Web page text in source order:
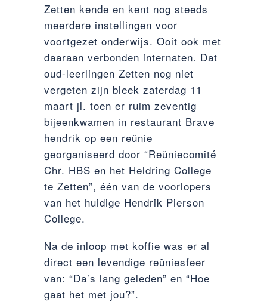
Zetten kende en kent nog steeds
meerdere instellingen voor
voortgezet onderwijs. Ooit ook met
daaraan verbonden internaten. Dat
oud-leerlingen Zetten nog niet
vergeten zijn bleek zaterdag 11
maart jl. toen er ruim zeventig
bijeenkwamen in restaurant Brave
hendrik op een reünie
georganiseerd door “Reüniecomité
Chr. HBS en het Heldring College
te Zetten”, één van de voorlopers
van het huidige Hendrik Pierson
College.
Na de inloop met koffie was er al
direct een levendige reüniesfeer
van: “Da’s lang geleden” en “Hoe
gaat het met jou?”.